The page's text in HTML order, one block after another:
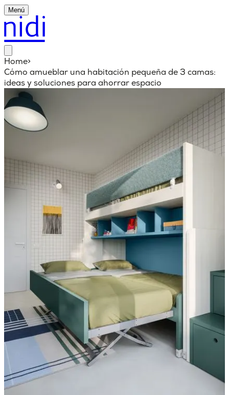
Menú
Home>
Cómo amueblar una habitación pequeña de 3 camas:
ideas y soluciones para ahorrar espacio